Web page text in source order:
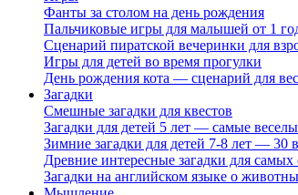
Фанты за столом на день рождения
Пальчиковые игры для малышей от 1
Сценарий пиратской вечеринки для
Игры для детей во время прогулки
День рождения кота — сценарий для
Загадки
Смешные загадки для квестов
Загадки для детей 5 лет — самые
Зимние загадки для детей 7-8 лет — 30
Древние интересные загадки для самых
Загадки на английском языке о